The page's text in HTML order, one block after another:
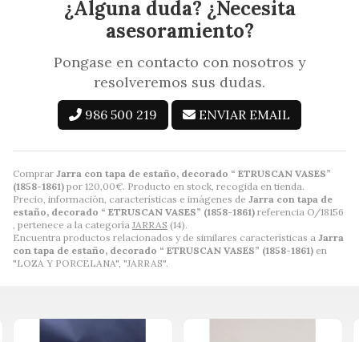
Comprar Jarra con tapa de estaño, decorado “ ETRUSCAN VASES”
(1858-1861) por 120,00€. Producto en stock, recogida en tienda.
Precio, información, características e imágenes de Jarra con tapa de
estaño, decorado “ ETRUSCAN VASES” (1858-1861) referencia O/18156
, pertenece a la categoría JARRAS (14).
Encuentra productos relacionados y de similares características a Jarra
con tapa de estaño, decorado “ ETRUSCAN VASES” (1858-1861) en
"LOZA Y PORCELANA", "JARRAS".
¿Alguna duda? ¿Necesita
asesoramiento?
Pongase en contacto con nosotros y
resolveremos sus dudas.
986 500 219 ENVIAR EMAIL